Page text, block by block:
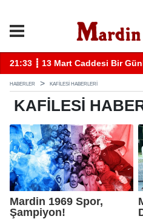
Kapatılacak 11:57 ┋
HABERLER KAFILESI HABERLERI
KAFILESI
Mardin 1969 Spor,
Şampiyon!